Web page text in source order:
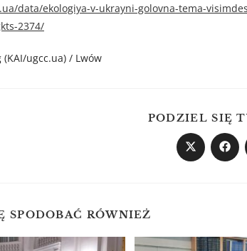
data/ekologiya-v-ukrayni-golovna-tema-
2374/
(KAI/ugcc.ua) / Lwów
PODZIEL SIĘ
SPODOBAĆ RÓWNIEŻ